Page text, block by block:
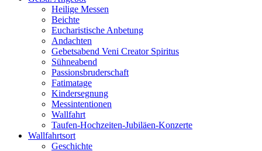
Heilige Messen
Beichte
Eucharistische Anbetung
Andachten
Gebetsabend Veni Creator Spiritus
Sühneabend
Passionsbruderschaft
Fatimatage
Kindersegnung
Messintentionen
Wallfahrt
Taufen-Hochzeiten-Jubiläen-Konzerte
Wallfahrtsort
Geschichte